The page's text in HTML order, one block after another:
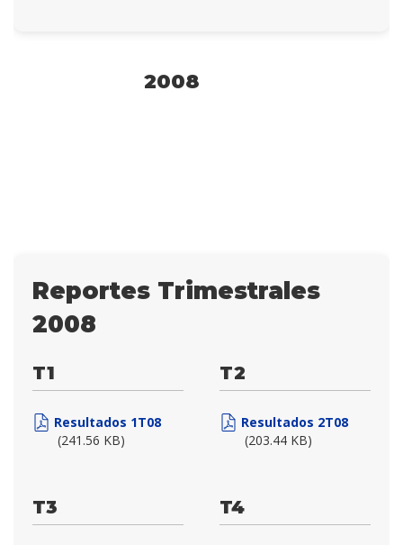
2008
Reportes Trimestrales
2008
T1
Resultados 1T08
(241.56 KB)
T2
Resultados 2T08
(203.44 KB)
T3 T4